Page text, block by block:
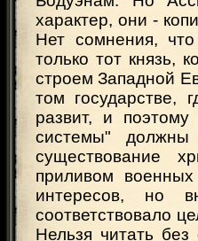
характер, они -
Нет сомнения,
только тот князь,
строем Западной
том государстве,
развит, и
системы"
существование
приливом
интересов, но
соответствовало
Нельзя читать